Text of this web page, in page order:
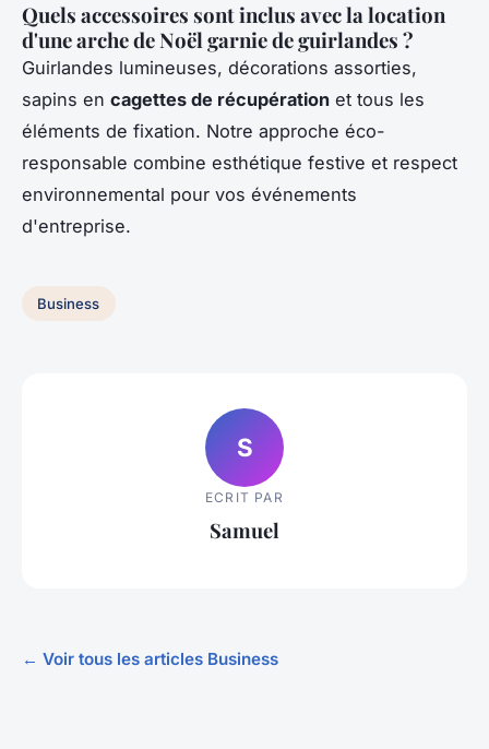
Quels accessoires sont inclus avec la location
d'une arche de Noël garnie de guirlandes ?
Guirlandes lumineuses, décorations assorties,
sapins en cagettes de récupération et tous les
éléments de fixation. Notre approche éco-
responsable combine esthétique festive et respect
environnemental pour vos événements
d'entreprise.
Business
S
ECRIT PAR
Samuel
← Voir tous les articles Business